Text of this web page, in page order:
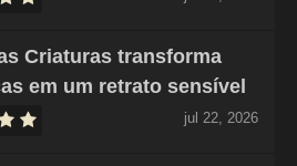
Criaturas transforma
em um retrato sensível
jul 22, 2026